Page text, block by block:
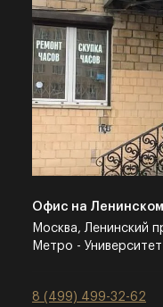
Офис на
Москва, Ленинский
Метро - Университет
8 (499) 499-32-62